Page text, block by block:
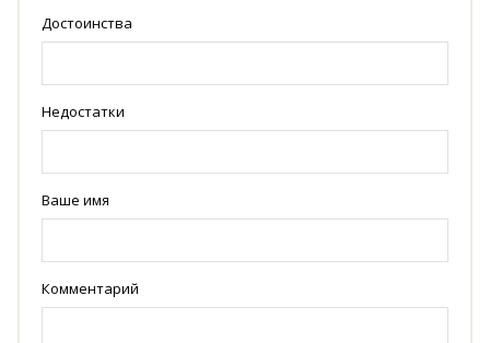
Достоинства
Недостатки
Ваше имя
Комментарий